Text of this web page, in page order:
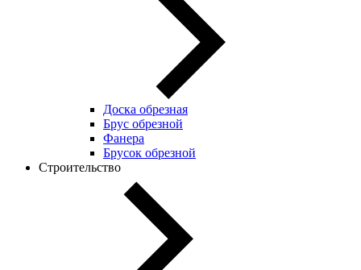
Доска обрезная
Брус обрезной
Фанера
Брусок обрезной
Строительство